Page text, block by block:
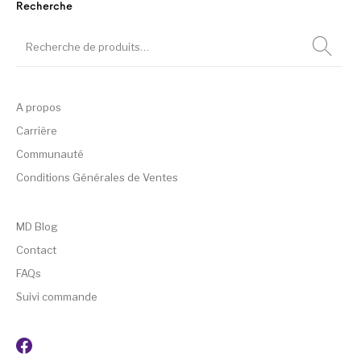
Recherche
A propos
Carrière
Communauté
Conditions Générales de Ventes
MD Blog
Contact
FAQs
Suivi commande